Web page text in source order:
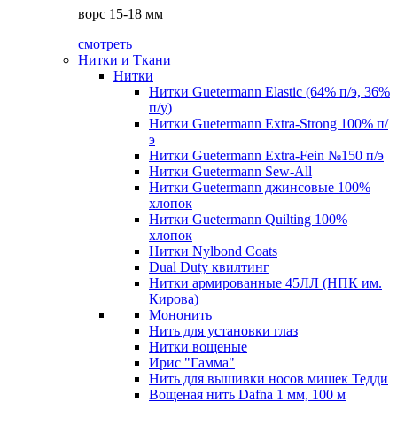
ворс 15-18 мм
смотреть
Нитки и Ткани
Нитки
Нитки Guetermann Elastic (64% п/э, 36%
п/у)
Нитки Guetermann Extra-Strong 100% п/
э
Нитки Guetermann Extra-Fein №150 п/э
Нитки Guetermann Sew-All
Нитки Guetermann джинсовые 100%
хлопок
Нитки Guetermann Quilting 100%
хлопок
Нитки Nylbond Coats
Dual Duty квилтинг
Нитки армированные 45ЛЛ (НПК им.
Кирова)
Мононить
Нить для установки глаз
Нитки вощеные
Ирис "Гамма"
Нить для вышивки носов мишек Тедди
Вощеная нить Dafna 1 мм, 100 м